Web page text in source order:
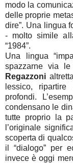
modo la
delle proprie
dire”. Una lingua
- molto simile
“1984”.
Una lingua
spazzarne via le
Regazzoni
lessico,
profondi.
condensano le
tutte proprio la
l’originale
scoperta di
il “dialogo” per
invece è oggi